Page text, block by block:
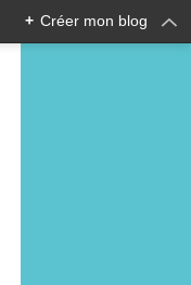
+ Créer mon blog